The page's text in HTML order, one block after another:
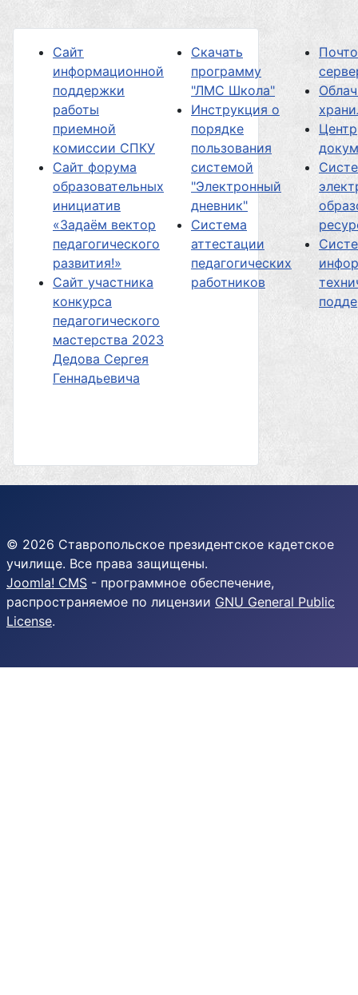
Сайт
информационной
поддержки
работы
приемной
комиссии СПКУ
Сайт форума
образовательных
инициатив
«Задаём вектор
педагогического
развития!»
Сайт участника
конкурса
педагогического
мастерства 2023
Дедова Сергея
Геннадьевича
Скачать
программу
"ЛМС Школа"
Инструкция о
порядке
пользования
системой
"Электронный
дневник"
Система
аттестации
педагогических
работников
Центр
© 2026 Ставропольское президентское кадетское
училище. Все права защищены.
Joomla! CMS - программное обеспечение,
распространяемое по лицензии GNU General Public
License.